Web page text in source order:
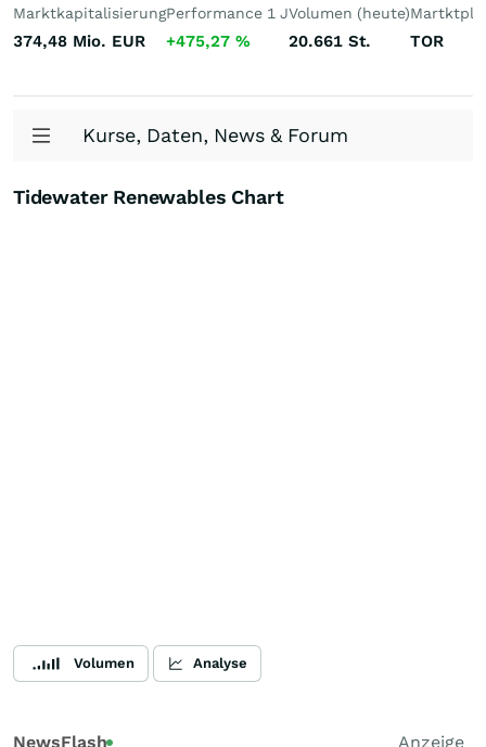
Marktkapitalisierung
374,48 Mio. EUR
Performance 1 J
+475,27 %
Volumen (heute)
20.661 St. TOR
Kurse, Daten, News & Forum
Tidewater Renewables Chart
Volumen Analyse
NewsFlash
Anzeige